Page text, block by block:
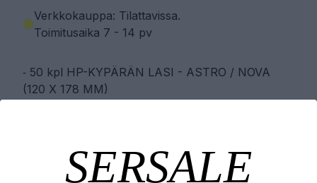
Verkkokauppa: Tilattavissa.
Toimitusaika 7 - 14 pv
⁃ 50 kpl HP-KYPÄRÄN LASI - ASTRO / NOVA
(120 X 178 MM)